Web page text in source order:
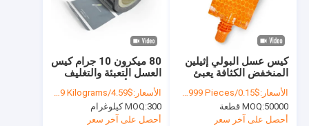
جولة في المصنع
اتصل بنا
أخبار
80 ميكرون 10 جرام كيس
العسل التعبئة والتغليف
رقائق الألومنيوم لفة
التعبئة والتغليف
Stickpack
الأسعار:$4.59/Kilograms 300-499 Kilograms
MOQ:300 كيلوغرام
أحصل على آخر سعر
كيس عسل البولي إثيلين
المنخفض الكثافة يعبئ
مسحوق بروتين بنفايات
500 جرام مع فوهة
الأسعار:$0.15/Pieces 10000-99999 Pieces
MOQ:50000 قطعة
أحصل على آخر سعر